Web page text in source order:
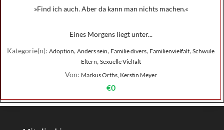
»Find ich auch. Aber da kann man nichts machen.«
Eines Morgens liegt unter...
Kategorie(n): Adoption, Anders sein, Familie divers, Familienvielfalt, Schwule
Eltern, Sexuelle Vielfalt
Von: Markus Orths, Kerstin Meyer
€0